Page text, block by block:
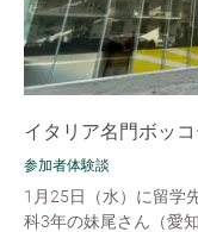
イタリア名門ボッ
参加者体験談
1月25日（水）に留学
科3年の妹尾さん（愛